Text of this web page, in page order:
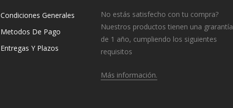
Condiciones Generales
Metodos De Pago
Entregas Y Plazos
No estás satisfecho con tu compra?
Nuestros productos tienen una grarantía
de 1 año, cumpliendo los siguientes
requisitos
Más información.